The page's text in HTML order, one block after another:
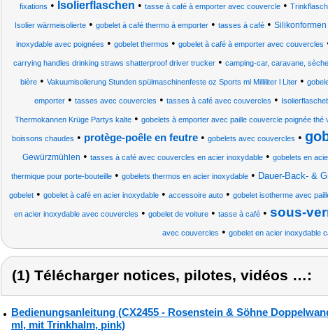
fixations • Isolierflaschen • tasse à café à emporter avec couvercle•
Isolier wärmeisolierte• gobelet à café thermo à emporter• tasses à café•
inoxydable avec poignées • gobelet thermos • gobelet à café à emporter avec couvercles
carrying handles drinking straws shatterproof driver trucker • camping-car, caravane,
bière • Vakuumisolierung Stunden spülmaschinenfeste oz Sports ml Milliliter l Liter •
emporter • tasses avec couvercles • tasses à café avec couvercles •
Thermokannen Krüge Partys kalte• gobelets à emporter avec paille couvercle poignée thé
boissons chaudes • protège-poêle en feutre • gobelets avec couvercles •
Gewürzmühlen • tasses à café avec couvercles en acier inoxydable • gobelets en
thermique pour porte-bouteille • gobelets thermos en acier inoxydable • Dauer-Back- &
gobelet• gobelet à café en acier inoxydable• accessoire auto• gobelet isotherme avec
en acier inoxydable avec couvercles • gobelet de voiture• tasse à café• sous-
avec couvercles • gobelet en acier inoxydable
(1) Télécharger notices, pilotes, vidéos …:
Bedienungsanleitung (CX2455 - Rosenstein & Söhne
ml, mit Trinkhalm, pink)